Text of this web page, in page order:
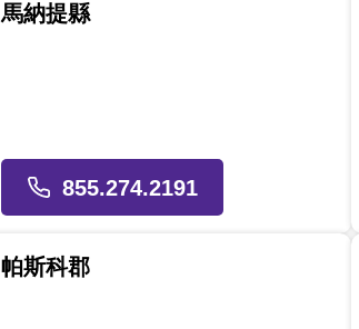
馬納提縣
855.274.2191
帕斯科郡